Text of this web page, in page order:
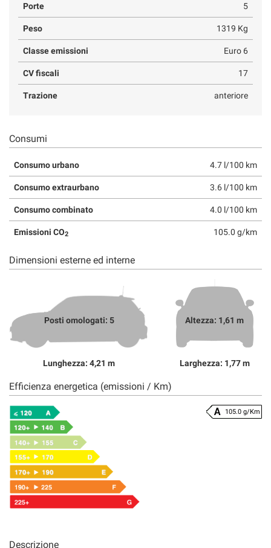
Porte 5
Peso 1319 Kg
Classe emissioni Euro 6
CV fiscali 17
Trazione anteriore
Consumi
Consumo urbano 4.7 l/100 km
Consumo extraurbano 3.6 l/100 km
Consumo combinato 4.0 l/100 km
Emissioni CO2 105.0 g/km
Dimensioni esterne ed interne
Posti omologati: 5
Lunghezza: 4,21 m
Altezza: 1,61 m
Larghezza: 1,77 m
Efficienza energetica (emissioni / Km)
105.0 g/Km
Descrizione